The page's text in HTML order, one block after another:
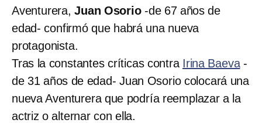
Aventurera,Juan Osorio-de 67 años de
edad- confirmó que habrá una nueva
protagonista.
Tras la constantes críticas contra Irina Baeva-
de 31 años de edad- Juan Osorio colocará una
nueva Aventurera que podría reemplazar a la
actriz o alternar con ella.